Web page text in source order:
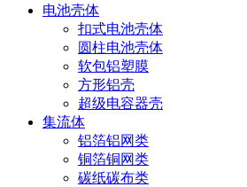
电池壳体
扣式电池壳体
圆柱电池壳体
软包铝塑膜
方形铝壳
超级电容器壳
集流体
铝箔铝网类
铜箔铜网类
碳纸碳布类